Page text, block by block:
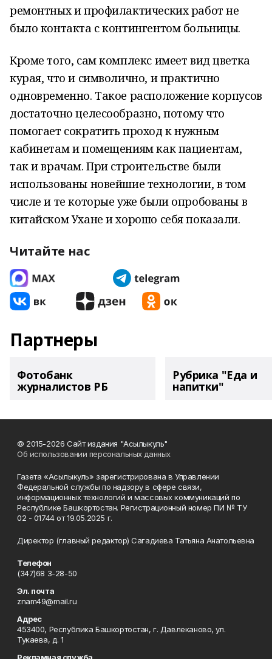
ремонтных и профилактических работ не
было контакта с контингентом больницы.
Кроме того, сам комплекс имеет вид цветка
курая, что и символично, и практично
одновременно. Такое расположение корпусов
достаточно целесообразно, потому что
помогает сократить проход к нужным
кабинетам и помещениям как пациентам,
так и врачам. При строительстве были
использованы новейшие технологии, в том
числе и те которые уже были опробованы в
китайском Ухане и хорошо себя показали.
Читайте нас
Партнеры
Фотобанк
журналистов РБ
Рубрика "Еда и
напитки"
© 2015-2026 Сайт издания "Асылыкуль"
Об использовании персональных данных
Газета «Асылыкуль» зарегистрирована в Управлении
Федеральной службы по надзору в сфере связи,
информационных технологий и массовых коммуникаций по
Республике Башкортостан. Регистрационный номер ПИ № ТУ
02 - 01744 от 19.05.2025 г.
Директор (главный редактор) Сагадиева Татьяна Анатольевна
Телефон
(347)68 3-28-50
Эл. почта
znam49@mail.ru
Адрес
453400, Республика Башкортостан, г. Давлеканово, ул.
Тукаева, д. 1